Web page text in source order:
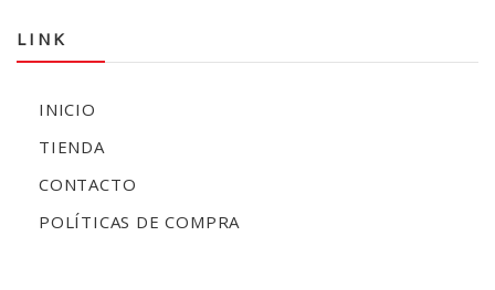
LINK
INICIO
TIENDA
CONTACTO
POLÍTICAS DE COMPRA